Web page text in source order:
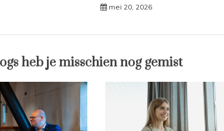
mei 20, 2026
heb je misschien nog gemist